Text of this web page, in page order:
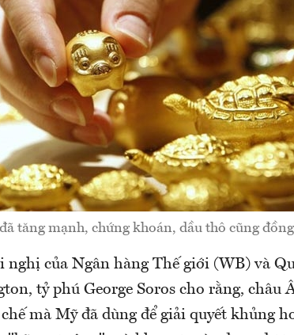
tăng mạnh, chứng khoán, dầu thô cũng
nghị của Ngân hàng Thế giới (WB) và
tỷ phú George Soros cho rằng, châu
mà Mỹ đã dùng để giải quyết khủng